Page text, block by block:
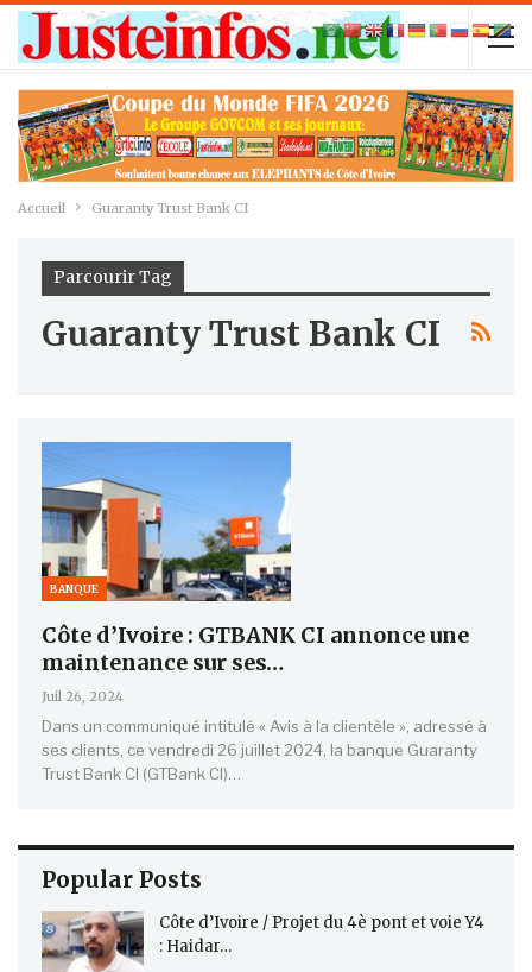
Accueil Guaranty Trust Bank CI
Parcourir Tag
Guaranty Trust Bank CI
BANQUE
Côte d’Ivoire : GTBANK CI annonce une
maintenance sur ses…
Juil 26, 2024
Dans un communiqué intitulé « Avis à la clientèle », adressé à
ses clients, ce vendredi 26 juillet 2024, la banque Guaranty
Trust Bank CI (GTBank CI)…
Popular Posts
Côte d’Ivoire / Projet du 4è pont et voie Y4
: Haidar…